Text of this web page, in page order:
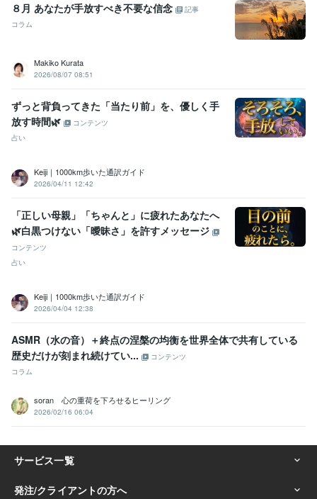
８月 あなたが手放すべき不要な信念
記事
コラム
Makiko Kurata
2026/08/07 08:51
ずっと背負ってきた「当たり前」を、優しく手
放す時間🌿
コンテンツ
占い
Keiji｜1000km歩いた通訳ガイド
2026/04/11 12:42
「正しい母親」「ちゃんと」に疲れたあなたへ
🌿白黒つけない「曖昧さ」を許すメッセージ
コンテンツ
占い
Keiji｜1000km歩いた通訳ガイド
2026/04/04 12:38
ASMR（水の音）＋終点の涅槃の均衡を世界全体で共有している​​
歴史だけが刻まれ続けてい...
コンテンツ
コラム
soran 心の重荷を下ろせるヒーリング
2026/02/16 06:04